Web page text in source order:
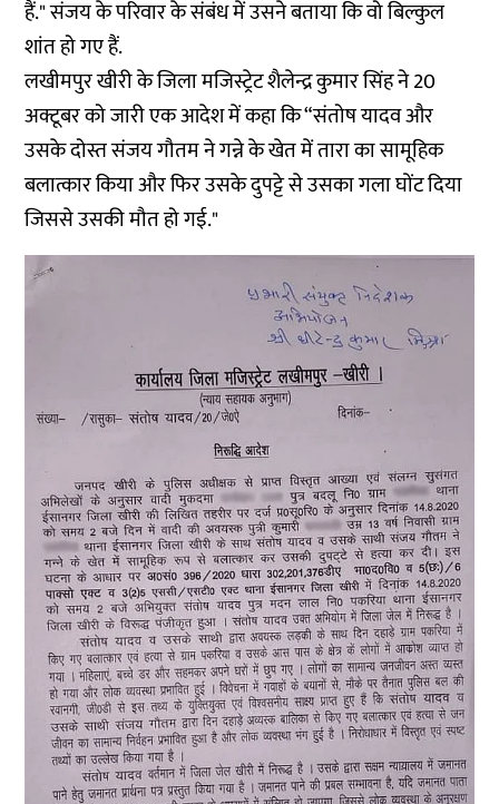
हैं." संजय के परिवार के संबंध में उसने बताया कि वो बिल्कुल
शांत हो गए हैं.
लखीमपुर खीरी के जिला मजिस्ट्रेट शैलेन्द्र कुमार सिंह ने 20
अक्टूबर को जारी एक आदेश में कहा कि “संतोष यादव और
उसके दोस्त संजय गौतम ने गन्ने के खेत में तारा का सामूहिक
बलात्कार किया और फिर उसके दुपट्टे से उसका गला घोंट दिया
जिससे उसकी मौत हो गई."